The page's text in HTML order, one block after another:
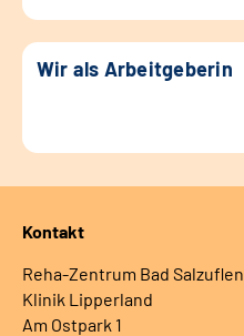
Wir als Arbeitgeberin
Kontakt
Reha-Zentrum Bad Salzuflen
Klinik Lipperland
Am Ostpark 1